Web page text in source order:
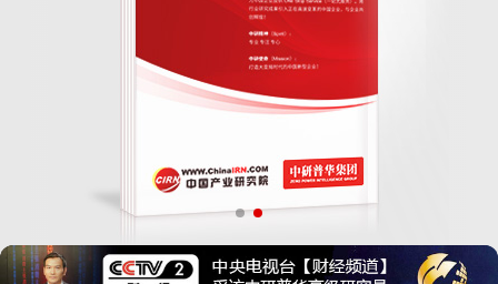
《2025-2030年中国无线充电行业市场全景调研及投资价值评估
研究报告》由中研普华无线充电行业分析专家领衔撰写，主要分析
了无线充电行业的市场规模、发展现状与投资前景，同时对无线充
电行业的未来发展做出科学的趋势预测和专业的无线充电行业数据
分析，帮助客户评估无线充电行业投资价值。
27年研究经验，深度洞察行业驱动力
多元化、高学历的实战型精英团队